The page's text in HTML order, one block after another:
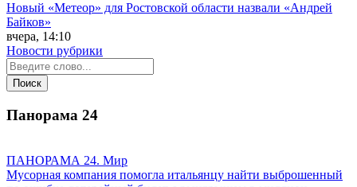
Новый «Метеор» для Ростовской области назвали «Андрей
Байков»
вчера, 14:10
Новости рубрики
Панорама 24
ПАНОРАМА 24. Мир
Мусорная компания помогла итальянцу найти выброшенный